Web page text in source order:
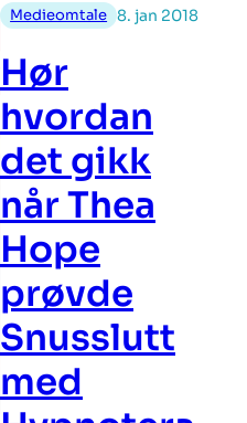
flyskrekk
Medieomtale 8. jan 2018
Hør
hvordan
det gikk
når Thea
Hope
prøvde
Snusslutt
med